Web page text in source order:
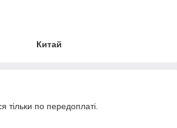
Китай
тільки по передоплаті.